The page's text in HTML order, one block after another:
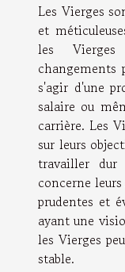
Les Vierges
et
les
changements
s'agir d'une
salaire ou
carrière. Les
sur leurs
travailler
concerne
prudentes et
ayant une
les Vierges
stable.